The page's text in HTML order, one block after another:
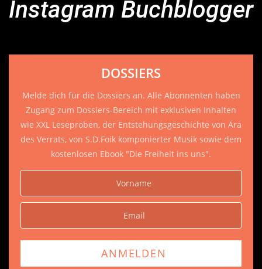
Instagram Buchblogger
DOSSIERS
Melde dich für die Dossiers an. Alle Abonnenten haben
Zugang zum Dossiers-Bereich mit exklusiven Inhalten
wie XXL Leseproben, der Entstehungsgeschichte von Ära
des Verrats, von S.D.Foik komponierter Musik sowie dem
kostenlosen Ebook "Die Freiheit ins uns".